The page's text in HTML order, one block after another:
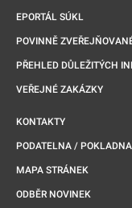
EPORTÁL SÚKL
POVINNĚ
PŘEHLED DŮLEŽITÝCH
VEŘEJNÉ ZAKÁZKY
KONTAKTY
PODATELNA / POKLADNA
MAPA STRÁNEK
ODBĚR NOVINEK